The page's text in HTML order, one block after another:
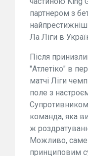
партнером з
Ла Ліги в
Після
"Атлетіко" в
матчі Ліги
поле з
команда, яка
ж
Можливо, саме
принциповим